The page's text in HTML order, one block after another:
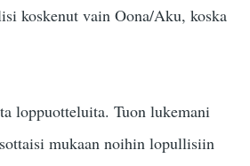
koskenut vain Oona/Aku, koska
loppuotteluita. Tuon lukemani
mukaan noihin lopullisiin